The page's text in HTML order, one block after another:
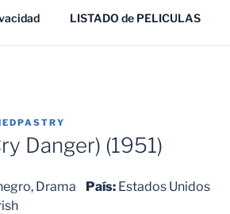
LISTADO de PELICULAS
Danger) (1951)
Drama País: Estados Unidos